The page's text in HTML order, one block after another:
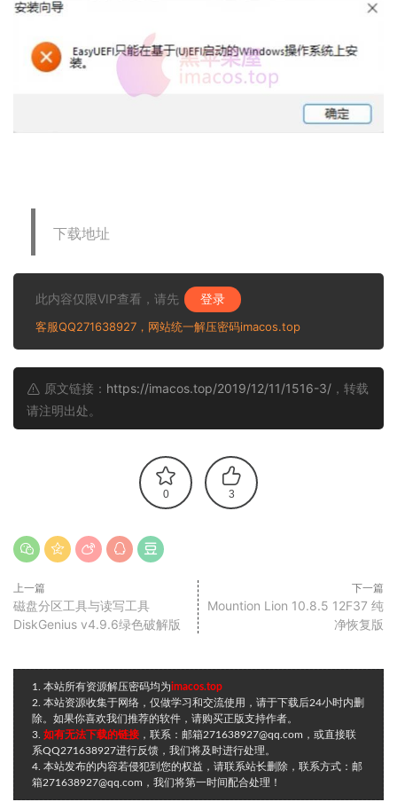
下载地址
此内容仅限VIP查看，请先 登录
客服QQ271638927，网站统一解压密码imacos.top
原文链接： https://imacos.top/2019/12/11/1516-3/ ，转载
请注明出处。
0 3
上一篇
磁盘分区工具与读写工具
DiskGenius v4.9.6绿色破解版
下一篇
Mountion Lion 10.8.5 12F37 纯
净恢复版
1. 本站所有资源解压密码均为imacos.top
2. 本站资源收集于网络，仅做学习和交流使用，请于下载后24小时内删
除。如果你喜欢我们推荐的软件，请购买正版支持作者。
3. 如有无法下载的链接 ，联系：邮箱271638927@qq.com，或直接联
系QQ271638927进行反馈，我们将及时进行处理。
4. 本站发布的内容若侵犯到您的权益，请联系站长删除，联系方式：邮
箱271638927@qq.com，我们将第一时间配合处理！